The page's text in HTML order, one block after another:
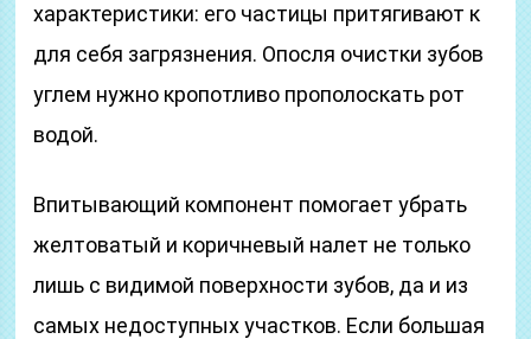
характеристики: его частицы притягивают к
для себя загрязнения. Опосля очистки зубов
углем нужно кропотливо прополоскать рот
водой.
Впитывающий компонент помогает убрать
желтоватый и коричневый налет не только
лишь с видимой поверхности зубов, да и из
самых недоступных участков. Если большая